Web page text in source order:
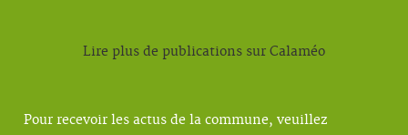
Lire plus de publications sur Calaméo
Pour recevoir les actus de la commune, veuillez